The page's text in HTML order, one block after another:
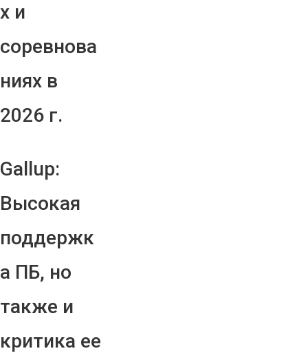
х и
соревнова
ниях в
2026 г.
Gallup:
Высокая
поддержк
а ПБ, но
также и
критика ее